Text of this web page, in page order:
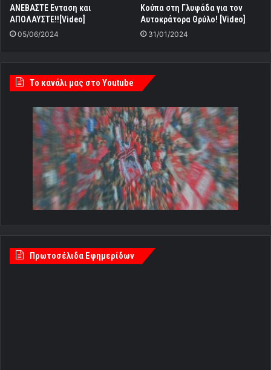
ΑΝΕΒΑΣΤΕ Ενταση και
ΑΠΟΛΑΥΣΤΕ!![Video]
05/06/2024
Kούπα στη Γλυφάδα για τον
Αυτοκράτορα Θρύλο! [Video]
31/01/2024
Tο κανάλι μας στο Youtube
Πρωτοσέλιδα Εφημερίδων